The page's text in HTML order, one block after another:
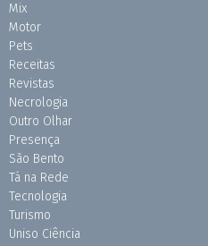
Mix
Motor
Pets
Receitas
Revistas
Necrologia
Outro Olhar
Presença
São Bento
Tá na Rede
Tecnologia
Turismo
Uniso Ciência